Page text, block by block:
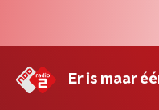
Er is maar